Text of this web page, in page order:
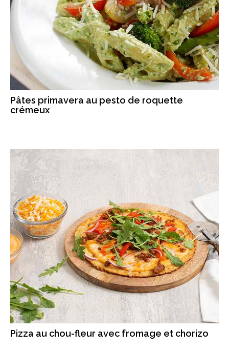
Pâtes primavera au pesto de roquette
crémeux
Pizza au chou-fleur avec fromage et chorizo